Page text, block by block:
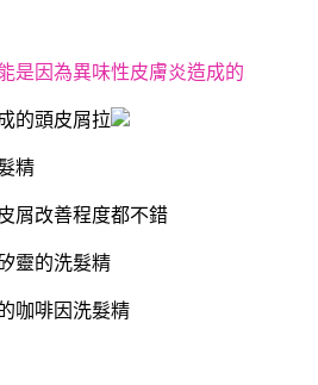
是因為異味性皮膚炎造成的
的頭皮屑拉
精
屑改善程度都不錯
靈的洗髮精
咖啡因洗髮精